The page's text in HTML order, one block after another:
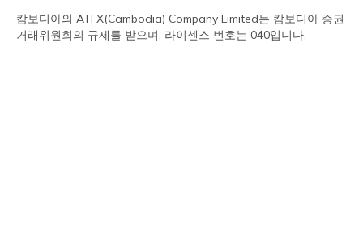
캄보디아의 ATFX(Cambodia) Company Limited는 캄보디아 증권
거래위원회의 규제를 받으며, 라이센스 번호는 040입니다.